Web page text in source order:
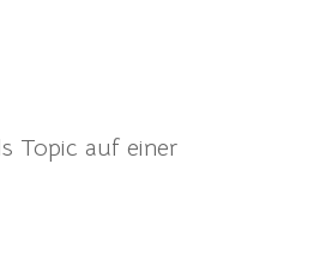
Topic auf einer